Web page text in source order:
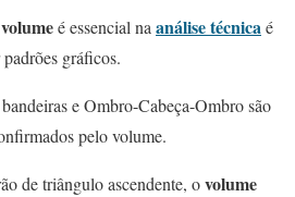
volumeé essencial na análise técnicaé
gráficos.
e Ombro-Cabeça-Ombro são
pelo volume.
de triângulo ascendente, ovolume